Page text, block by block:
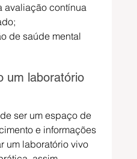
avaliação contínua
de saúde mental
um laboratório
ser um espaço de
e informações
um laboratório vivo